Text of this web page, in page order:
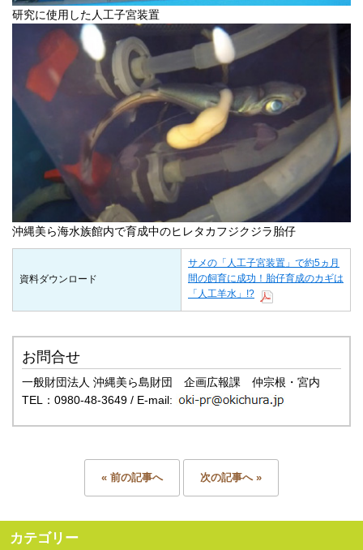
研究に使用した人工子宮装置
沖縄美ら海水族館内で育成中のヒレタカフジクジラ胎仔
資料ダウンロード
サメの「人工子宮装置」で約5ヵ月
間の飼育に成功！胎仔育成のカギは
「人工羊水」!?
お問合せ
一般財団法人 沖縄美ら島財団 企画広報課 仲宗根・宮内
TEL：0980-48-3649 / E-mail:
« 前の記事へ 次の記事へ »
カテゴリー